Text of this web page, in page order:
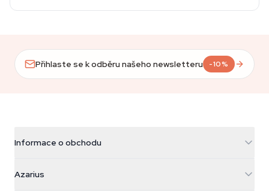
Přihlaste se k odběru našeho newsletteru -10%
Informace o obchodu
Galvaniweg 11
Azarius